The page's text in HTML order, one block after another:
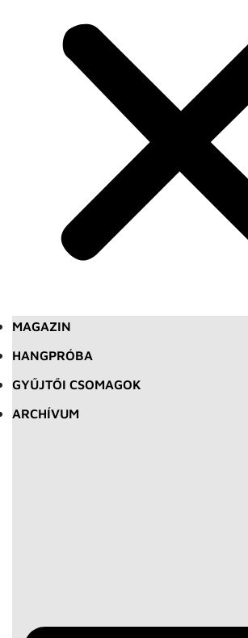
MAGAZIN
HANGPRÓBA
GYŰJTŐI CSOMAGOK
ARCHÍVUM